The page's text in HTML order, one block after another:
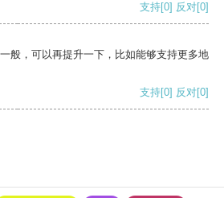
支持[0] 反对[0]
般，可以再提升一下，比如能够支持更多地
支持[0] 反对[0]